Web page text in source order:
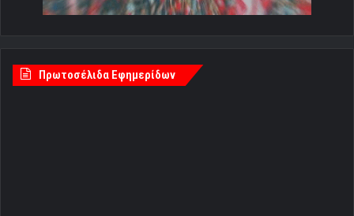
Πρωτοσέλιδα Εφημερίδων